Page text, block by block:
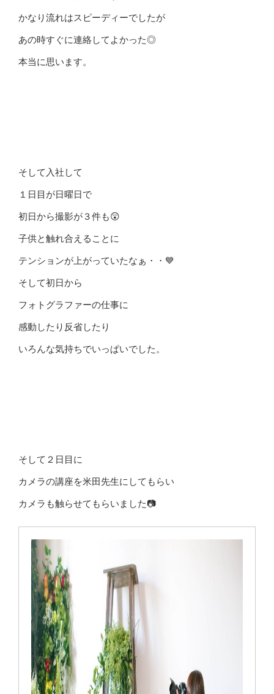
かなり流れはスピーディーでしたが
あの時すぐに連絡してよかった◎
本当に思います。
そして入社して
１日目が日曜日で
初日から撮影が３件も😲
子供と触れ合えることに
テンションが上がっていたなぁ・・💙
そして初日から
フォトグラファーの仕事に
感動したり反省したり
いろんな気持ちでいっぱいでした。
そして２日目に
カメラの講座を米田先生にしてもらい
カメラも触らせてもらいました📷